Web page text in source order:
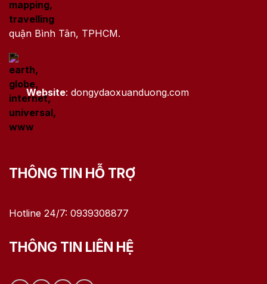
quận Bình Tân, TPHCM.
Website: dongydaoxuanduong.com
THÔNG TIN HỖ TRỢ
Hotline 24/7: 0939308877
THÔNG TIN LIÊN HỆ